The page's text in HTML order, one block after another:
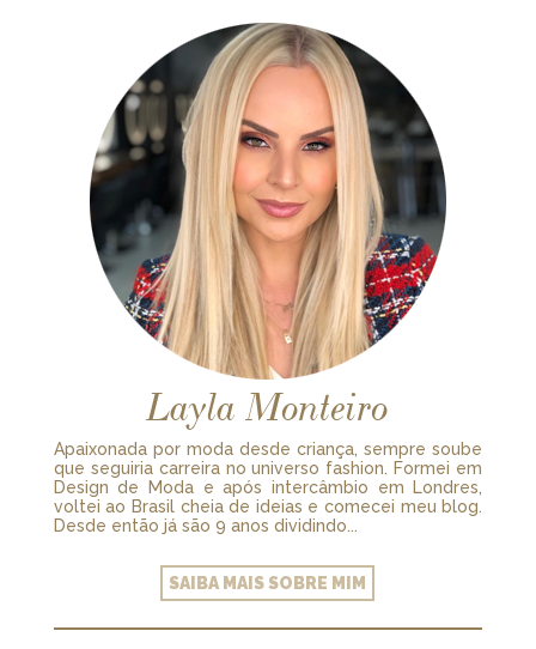
Layla Monteiro
Apaixonada por moda desde criança, sempre soube
que seguiria carreira no universo fashion. Formei em
Design de Moda e após intercâmbio em Londres,
voltei ao Brasil cheia de ideias e comecei meu blog.
Desde então já são 9 anos dividindo...
SAIBA MAIS SOBRE MIM